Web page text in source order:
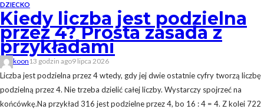
DZIECKO
Kiedy liczba jest podzielna
przez 4? Prosta zasada z
przykładami
koon 13 godzin ago9 lipca 2026
Liczba jest podzielna przez 4 wtedy, gdy jej dwie ostatnie cyfry tworzą liczbę
podzielną przez 4. Nie trzeba dzielić całej liczby. Wystarczy spojrzeć na
końcówkę.Na przykład 316 jest podzielne przez 4, bo 16 : 4 = 4. Z kolei 722